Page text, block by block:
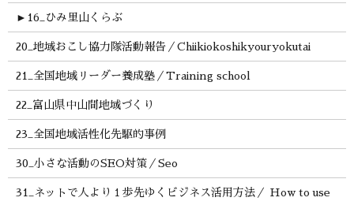
► 16_ひみ里山くらぶ
20_地域おこし協力隊活動報告／Chiikiokoshikyouryokutai
21_全国地域リーダー養成塾／Training school
22_富山県中山間地域づくり
23_全国地域活性化先駆的事例
30_小さな活動のSEO対策／Seo
31_ネットで人より１歩先ゆくビジネス活用方法／ How to use